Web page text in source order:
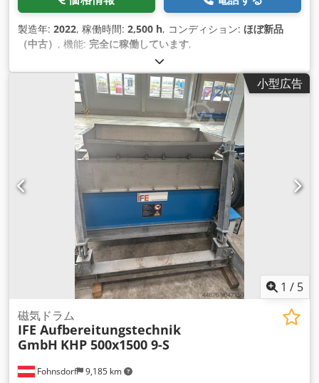
製造年: 2022, 稼働時間: 2,500 h, コンディション: ほぼ新品
（中古） , 機能: 完全に稼働しています,
小型広告
1 / 5
Fohnsdorf 9,185 km
磁気ドラム
IFE Aufbereitungstechnik
GmbH KHP 500x1500 9-S